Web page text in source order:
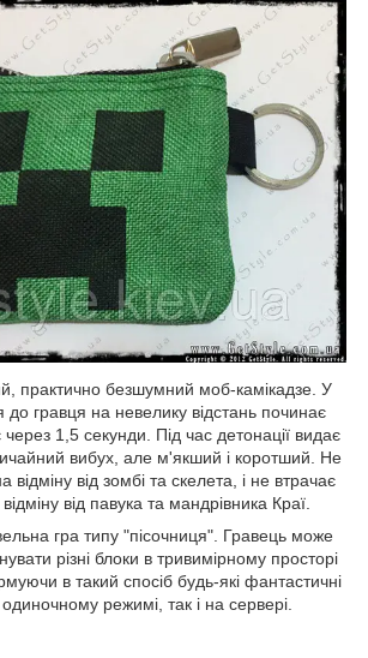
практично безшумний моб-камікадзе. У
до гравця на невелику відстань починає
1,5 секунди. Під час детонації видає
вибух, але м'якший і коротший. Не
відміну від зомбі та скелета, і не втрачає
від павука та мандрівника Краї.
гра типу "пісочниця". Гравець може
різні блоки в тривимірному просторі
в такий спосіб будь-які фантастичні
режимі, так і на сервері.